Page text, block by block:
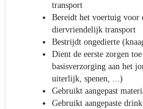
transport
Bereidt het voertuig voor
diervriendelijk transport
Bestrijdt ongedierte
Dient de eerste zorgen
basisverzorging aan het
uiterlijk, spenen, ...)
Gebruikt aangepast
Gebruikt aangepaste